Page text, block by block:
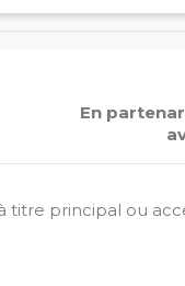
En
titre principal ou